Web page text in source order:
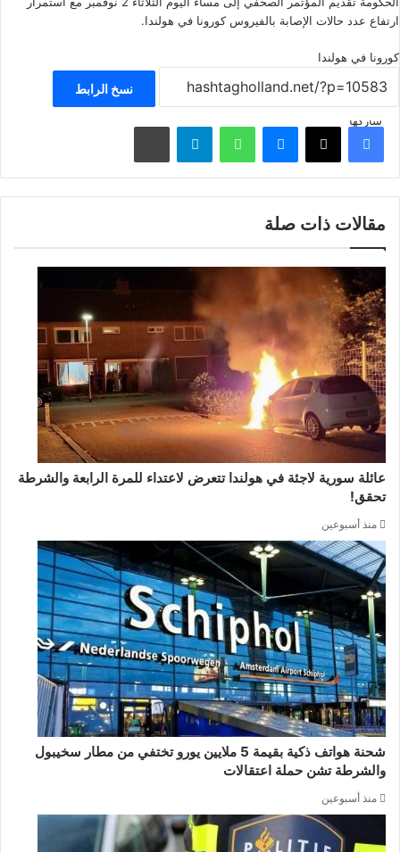
ارتفاع عدد حالات الإصابة بالفيروس كورونا في هولندا.
كورونا في هولندا
نسخ الرابط
شاركهافيسبوك ‫X ماسنجر واتساب تيلقرام مشاركة عبر البريد
مقالات ذات صلة
عائلة سورية لاجئة في هولندا تتعرض لاعتداء للمرة الرابعة والشرطة
تحقق!
منذ أسبوعين
شحنة هواتف ذكية بقيمة 5 ملايين يورو تختفي من مطار سخيبول
والشرطة تشن حملة اعتقالات
منذ أسبوعين